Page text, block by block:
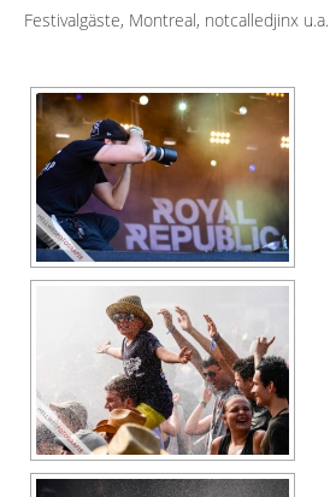
Festivalgäste, Montreal, notcalledjinx u.a.